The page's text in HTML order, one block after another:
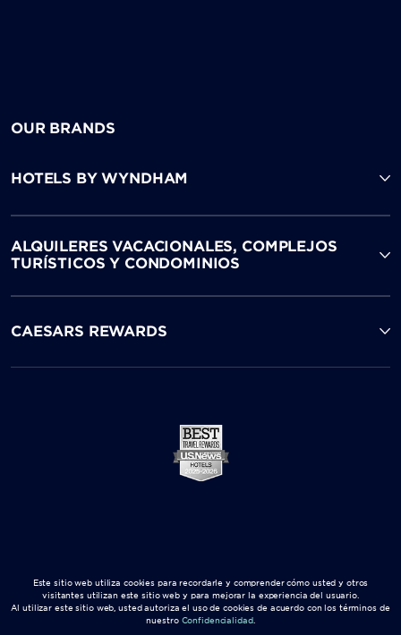
OUR BRANDS
HOTELS BY WYNDHAM
ALQUILERES VACACIONALES, COMPLEJOS
TURÍSTICOS Y CONDOMINIOS
CAESARS REWARDS
Este sitio web utiliza cookies para recordarle y comprender cómo usted y otros
visitantes utilizan este sitio web y para mejorar la experiencia del usuario.
Al utilizar este sitio web, usted autoriza el uso de cookies de acuerdo con los términos de
nuestro Confidencialidad.